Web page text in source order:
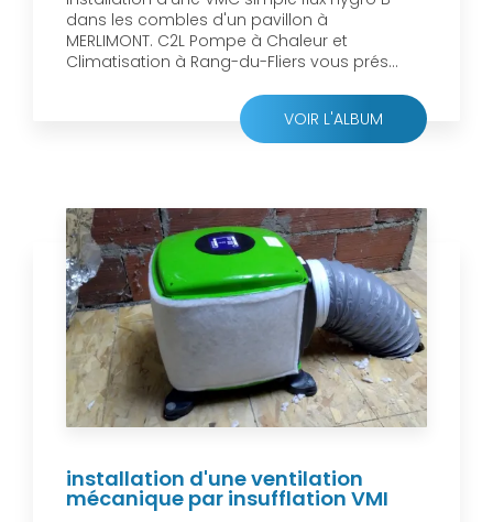
dans les combles d'un pavillon à
MERLIMONT. C2L Pompe à Chaleur et
Climatisation à Rang-du-Fliers vous prés...
VOIR L'ALBUM
installation d'une ventilation
mécanique par insufflation VMI